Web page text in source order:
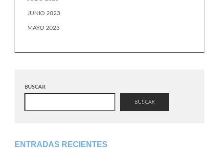
JUNIO 2023
MAYO 2023
BUSCAR
BUSCAR
ENTRADAS RECIENTES